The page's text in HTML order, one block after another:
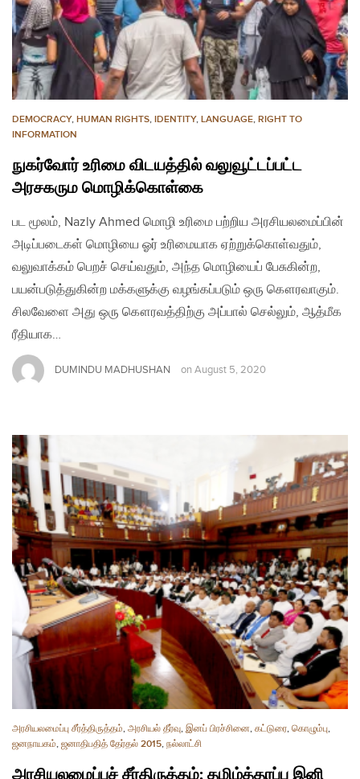
DEMOCRACY, HUMAN RIGHTS, IDENTITY, LANGUAGE, RIGHT TO
INFORMATION
நுகர்வோர் உரிமை விடயத்தில் வலுவூட்டப்பட்ட
அரசகரும மொழிக்கொள்கை
பட மூலம், Nazly Ahmed மொழி உரிமை பற்றிய அரசியலமைப்பின்
அடிப்படைகள் மொழியை ஓர் உரிமையாக ஏற்றுக்கொள்வதும்,
வலுவாக்கம் பெறச் செய்வதும், அந்த மொழியைப் பேசுகின்ற,
பயன்படுத்துகின்ற மக்களுக்கு வழங்கப்படும் ஒரு கௌரவாகும்.
சிலவேளை அது ஒரு கௌரவத்திற்கு அப்பால் செல்லும், ஆத்மீக
ரீதியாக…
DUMINDU MADHUSHAN on August 5, 2020
அரசியலமைப்பு சீர்த்திருத்தம், அரசியல் தீர்வு, இனப் பிரச்சினை, கட்டுரை, கொழும்பு,
ஜனநாயகம், ஜனாதிபதித் தேர்தல் 2015, நல்லாட்சி
அரசியலமைப்புச் சீர்திருத்தம்: தமிழ்த்தரப்பு இனி